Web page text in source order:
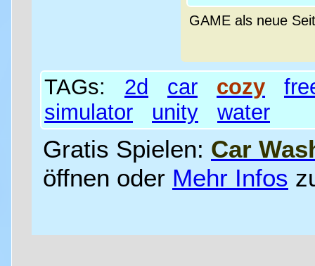
GAME als neue
TAGs: 2d car cozy
simulator
unity water
Gratis Spielen: Car
öffnen oder Mehr Infos